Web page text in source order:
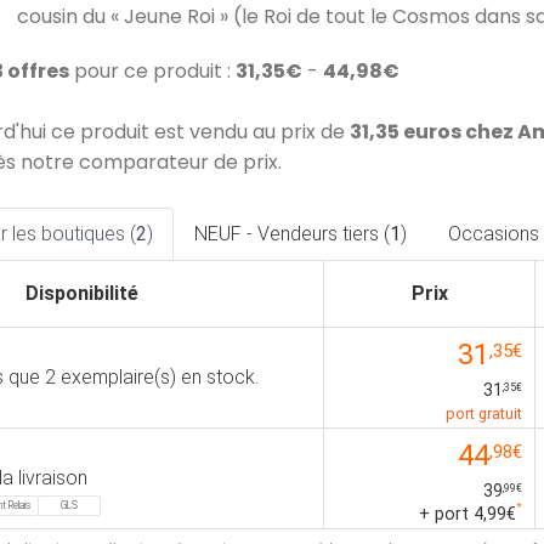
cousin du « Jeune Roi » (le Roi de tout le Cosmos dans
offres pour ce produit : 31,35€ - 44,98€
ce produit est vendu au prix de 31,35 euros chez
notre comparateur de prix.
les boutiques (2) NEUF - Vendeurs tiers (1)
Disponibilité Prix
2 exemplaire(s) en stock.
31 ,35€
31 ,35€
port gratuit
livraison
Relais GLS
44,98€
39,99€
+ port 4,99€*